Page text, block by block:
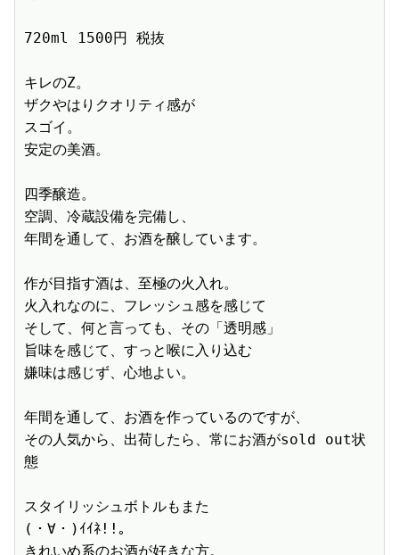
720ml 1500円 税抜
キレのZ。
ザクやはりクオリティ感が
スゴイ。
安定の美酒。
四季醸造。
空調、冷蔵設備を完備し、
年間を通して、お酒を醸しています。
作が目指す酒は、至極の火入れ。
火入れなのに、フレッシュ感を感じて
そして、何と言っても、その「透明感」
旨味を感じて、すっと喉に入り込む
嫌味は感じず、心地よい。
年間を通して、お酒を作っているのですが、
その人気から、出荷したら、常にお酒がsold out状
態
スタイリッシュボトルもまた
(・∀・)ｲｲﾈ!!。
きれいめ系のお酒が好きな方。